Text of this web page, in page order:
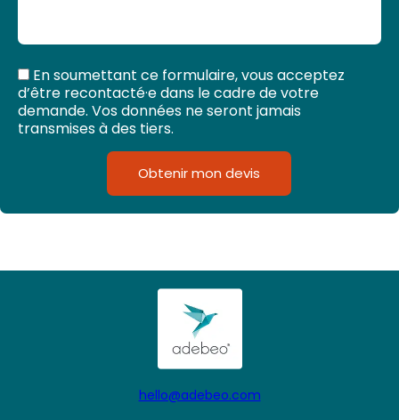
En soumettant ce formulaire, vous acceptez
d’être recontacté·e dans le cadre de votre
demande. Vos données ne seront jamais
transmises à des tiers.
Obtenir mon devis
hello@adebeo.com